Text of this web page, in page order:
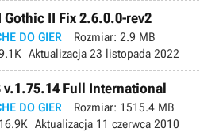
Gothic II Fix 2.6.0.0-rev2
DO GIER Rozmiar: 2.9 MB
Aktualizacja 23 listopada 2022
v.1.75.14 Full International
DO GIER Rozmiar: 1515.4 MB
Aktualizacja 11 czerwca 2010